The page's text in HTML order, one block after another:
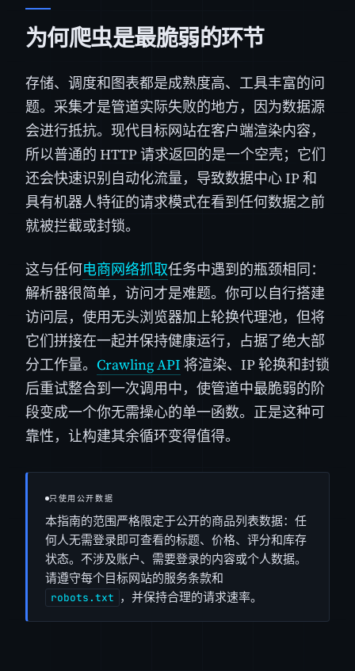
为何爬虫是最脆弱的环节
存储、调度和图表都是成熟度高、工具丰富的问
题。采集才是管道实际失败的地方，因为数据源
会进行抵抗。现代目标网站在客户端渲染内容，
所以普通的 HTTP 请求返回的是一个空壳；它们
还会快速识别自动化流量，导致数据中心 IP 和
具有机器人特征的请求模式在看到任何数据之前
就被拦截或封锁。
这与任何电商网络抓取任务中遇到的瓶颈相同：
解析器很简单，访问才是难题。你可以自行搭建
访问层，使用无头浏览器加上轮换代理池，但将
它们拼接在一起并保持健康运行，占据了绝大部
分工作量。 Crawling API 将渲染、IP 轮换和封锁
后重试整合到一次调用中，使管道中最脆弱的阶
段变成一个你无需操心的单一函数。正是这种可
靠性，让构建其余循环变得值得。
只使用公开数据
本指南的范围严格限定于公开的商品列表数据：任
何人无需登录即可查看的标题、价格、评分和库存
状态。不涉及账户、需要登录的内容或个人数据。
请遵守每个目标网站的服务条款和
robots.txt ，并保持合理的请求速率。